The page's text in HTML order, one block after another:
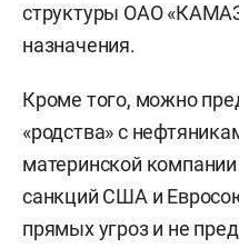
структуры ОАО
назначения.
Кроме того, можно
«родства» с
материнской
санкций США и
прямых угроз и не